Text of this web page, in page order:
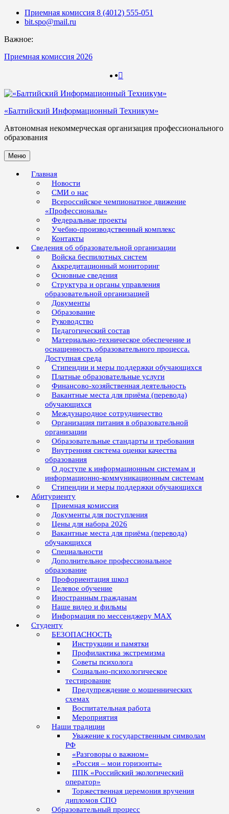
Skip
Приемная комиссия 8 (4012) 555-051
bit.spo@mail.ru
Важное:
Приемная комиссия 2026
«Балтийский Информационный Техникум»
Автономная некоммерческая организация профессионального
образования
Меню
Главная
Новости
СМИ о нас
Всероссийское чемпионатное движение
«Профессионалы»
Федеральные проекты
Учебно-производственный комплекс
Контакты
Сведения об образовательной организации
Войска беспилотных систем
Аккредитационный мониторинг
Основные сведения
Структура и органы управления
образовательной организацией
Документы
Образование
Руководство
Педагогический состав
Материально-техническое обеспечение и
оснащенность образовательного процесса.
Доступная среда
Стипендии и меры поддержки обучающихся
Платные образовательные услуги
Финансово-хозяйственная деятельность
Вакантные места для приёма (перевода)
обучающихся
Международное сотрудничество
Организация питания в образовательной
организации
Образовательные стандарты и требования
Внутренняя система оценки качества
образования
О доступе к информационным системам и
информационно-коммуникационным системам
Стипендии и меры поддержки обучающихся
Абитуриенту
Приемная комиссия
Документы для поступления
Цены для набора 2026
Вакантные места для приёма (перевода)
обучающихся
Специальности
Дополнительное профессиональное
образование
Профориентация школ
Целевое обучение
Иностранным гражданам
Наше видео и фильмы
Информация по мессенджеру MAX
Студенту
БЕЗОПАСНОСТЬ
Инструкции и памятки
Профилактика экстремизма
Советы психолога
Социально-психологическое
тестирование
Предупреждение о мошеннических
схемах
Воспитательная работа
Мероприятия
Наши традиции
Уважение к государственным символам
РФ
«Разговоры о важном»
«Россия – мои горизонты»
ППК «Российский экологический
оператор»
Торжественная церемония вручения
дипломов СПО
Образовательный процесс